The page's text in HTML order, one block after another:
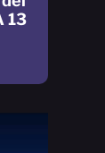
13